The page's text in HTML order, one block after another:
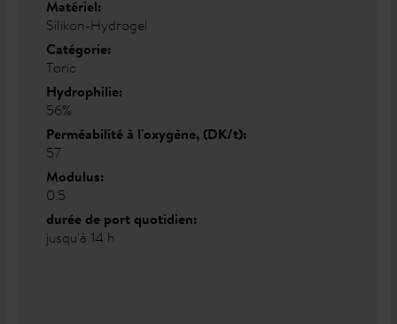
Matériel:
Silikon-Hydrogel
Catégorie:
Toric
Hydrophilie:
56%
Perméabilité à l'oxygène, (DK/t):
57
Modulus:
0.5
durée de port quotidien:
jusqu'à 14 h